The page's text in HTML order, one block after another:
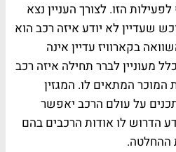
הזו. לצורך העניין נצא
שעדיין לא יודע איזה רכב הוא
בקארוויז עדיין אינה
מעוניין לברר תחילה איזה רכב
המתאים לו. המגזין
על עולם הרכב יאפשר
הדרוש לו אודות הרכבים בהם
ההחלטה.